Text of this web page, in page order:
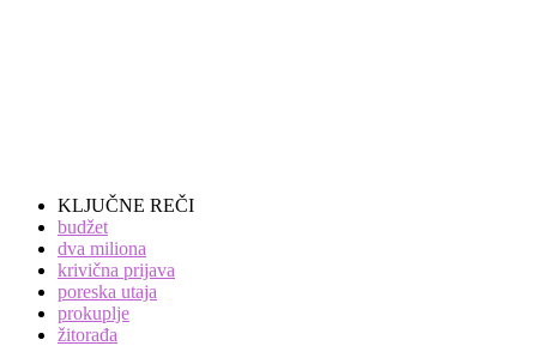
KLJUČNE REČI
budžet
dva miliona
krivična prijava
poreska utaja
prokuplje
žitorađa